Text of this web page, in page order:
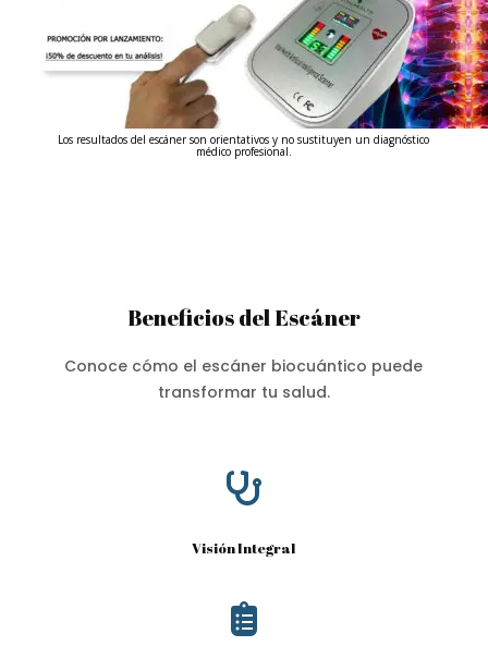
Los resultados del escáner son orientativos y no sustituyen un diagnóstico
médico profesional.
Beneficios del Escáner
Conoce cómo el escáner biocuántico puede
transformar tu salud.

Visión Integral
